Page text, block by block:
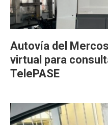
Autovía del
virtual para
TelePASE